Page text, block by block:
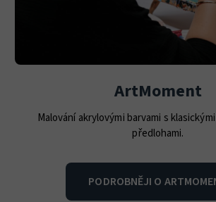
ArtMoment
Malování akrylovými barvami s
předlohami.
PODROBNĚJI O